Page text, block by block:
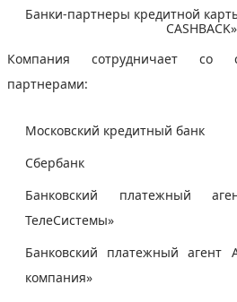
Банки-партнеры кредитной
CASHBACK»
Компания сотрудничает со
партнерами:
Московский кредитный банк
Сбербанк
Банковский платежный
ТелеСистемы»
Банковский платежный агент
компания»